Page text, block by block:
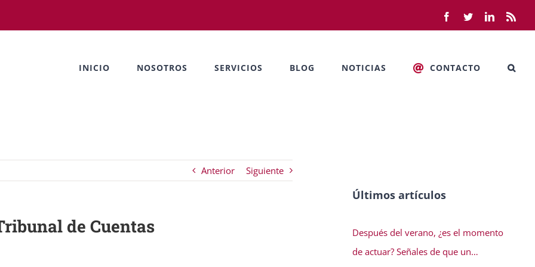
Facebook
TwitterLinkedIn
INICIO NOSOTROS SERVICIOS BLOG NOTICIAS CONTACTO
Anterior Siguiente
de Cuentas
Últimos artículos
Después del verano, ¿es el momento
de actuar? Señales de que un